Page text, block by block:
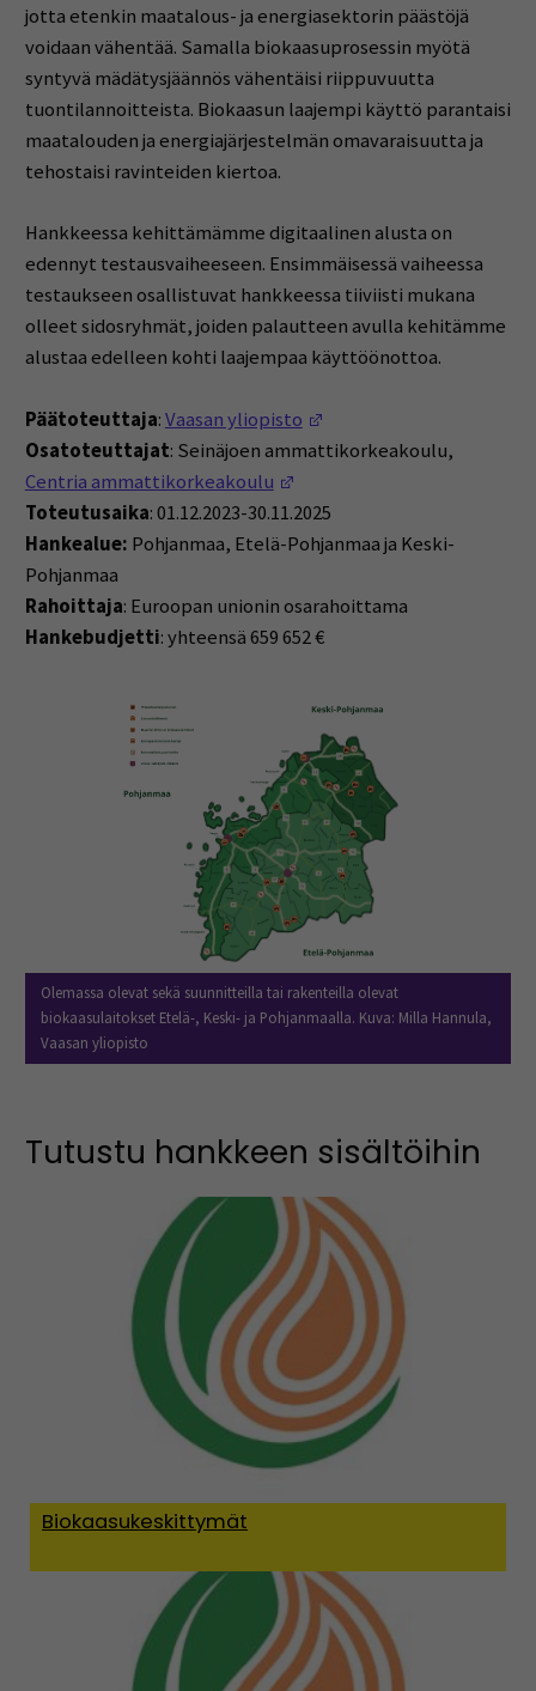
jotta etenkin maatalous- ja energiasektorin päästöjä
voidaan vähentää. Samalla biokaasuprosessin myötä
syntyvä mädätysjäännös vähentäisi riippuvuutta
tuontilannoitteista. Biokaasun laajempi käyttö parantaisi
maatalouden ja energiajärjestelmän omavaraisuutta ja
tehostaisi ravinteiden kiertoa.
Hankkeessa kehittämämme digitaalinen alusta on
edennyt testausvaiheeseen. Ensimmäisessä vaiheessa
testaukseen osallistuvat hankkeessa tiiviisti mukana
olleet sidosryhmät, joiden palautteen avulla kehitämme
alustaa edelleen kohti laajempaa käyttöönottoa.
Päätoteuttaja:Vaasan yliopisto
Osatoteuttajat: Seinäjoen ammattikorkeakoulu,
Centria ammattikorkeakoulu
Toteutusaika: 01.12.2023-30.11.2025
Hankealue: Pohjanmaa, Etelä-Pohjanmaa ja Keski-
Pohjanmaa
Rahoittaja: Euroopan unionin osarahoittama
Hankebudjetti: yhteensä 659 652 €
Olemassa olevat sekä suunnitteilla tai rakenteilla olevat
biokaasulaitokset Etelä-, Keski- ja Pohjanmaalla. Kuva: Milla Hannula,
Vaasan yliopisto
Tutustu hankkeen sisältöihin
Biokaasukeskittymät